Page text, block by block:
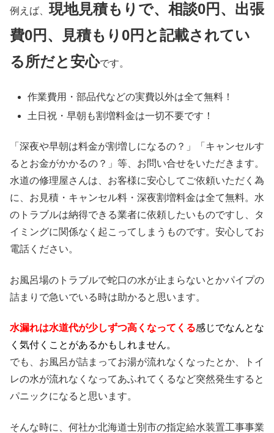
例えば、 現地見積もりで、相談0円、出張
費0円、見積もり0円と記載されてい
る所だと安心です。
作業費用・部品代などの実費以外は全て無料！
土日祝・早朝も割増料金は一切不要です！
「深夜や早朝は料金が割増しになるの？」「キャンセルす
るとお金がかかるの？」等、お問い合せをいただきます。
水道の修理屋さんは、お客様に安心してご依頼いただく為
に、お見積・キャンセル料・深夜割増料金は全て無料。水
のトラブルは納得できる業者に依頼したいものですし、タ
イミングに関係なく起こってしまうものです。安心してお
電話ください。
お風呂場のトラブルで蛇口の水が止まらないとかパイプの
詰まりで急いでいる時は助かると思います。
水漏れは水道代が少しずつ高くなってくる感じでなんとな
く気付くことがあるかもしれません。
でも、お風呂が詰まってお湯が流れなくなったとか、トイ
レの水が流れなくなってあふれてくるなど突然発生すると
パニックになると思います。
そんな時に、何社か北海道士別市の指定給水装置工事事業